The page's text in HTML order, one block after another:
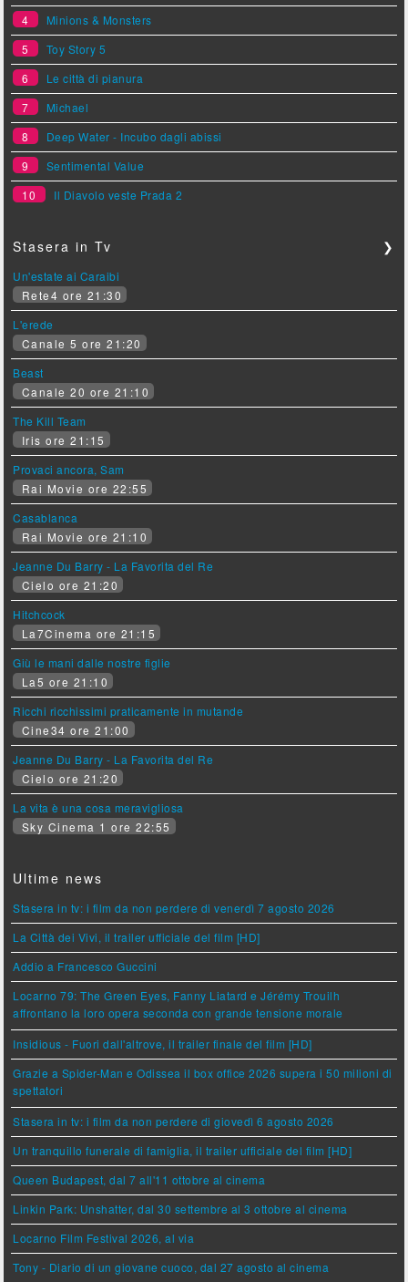
4
Minions & Monsters
5
Toy Story 5
6
Le città di pianura
7
Michael
8
Deep Water - Incubo dagli abissi
9
Sentimental Value
10
Il Diavolo veste Prada 2
Stasera in Tv ❯
Un'estate ai Caraibi
Rete4 ore 21:30
L'erede
Canale 5 ore 21:20
Beast
Canale 20 ore 21:10
The Kill Team
Iris ore 21:15
Provaci ancora, Sam
Rai Movie ore 22:55
Casablanca
Rai Movie ore 21:10
Jeanne Du Barry - La Favorita del Re
Cielo ore 21:20
Hitchcock
La7Cinema ore 21:15
Giù le mani dalle nostre figlie
La5 ore 21:10
Ricchi ricchissimi praticamente in mutande
Cine34 ore 21:00
Jeanne Du Barry - La Favorita del Re
Cielo ore 21:20
La vita è una cosa meravigliosa
Sky Cinema 1 ore 22:55
Ultime news
Stasera in tv: i film da non perdere di venerdì 7 agosto 2026
La Città dei Vivi, il trailer ufficiale del film [HD]
Addio a Francesco Guccini
Locarno 79: The Green Eyes, Fanny Liatard e Jérémy Trouilh
affrontano la loro opera seconda con grande tensione morale
Insidious - Fuori dall'altrove, il trailer finale del film [HD]
Grazie a Spider-Man e Odissea il box office 2026 supera i 50 milioni di
spettatori
Stasera in tv: i film da non perdere di giovedì 6 agosto 2026
Un tranquillo funerale di famiglia, il trailer ufficiale del film [HD]
Queen Budapest, dal 7 all'11 ottobre al cinema
Linkin Park: Unshatter, dal 30 settembre al 3 ottobre al cinema
Locarno Film Festival 2026, al via
Tony - Diario di un giovane cuoco, dal 27 agosto al cinema